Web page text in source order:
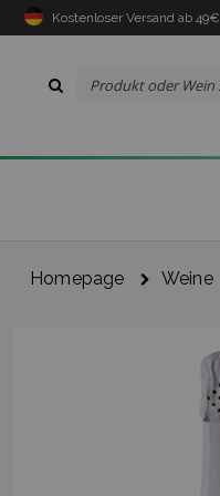
Kostenloser Versand ab 49€
Homepage Weine